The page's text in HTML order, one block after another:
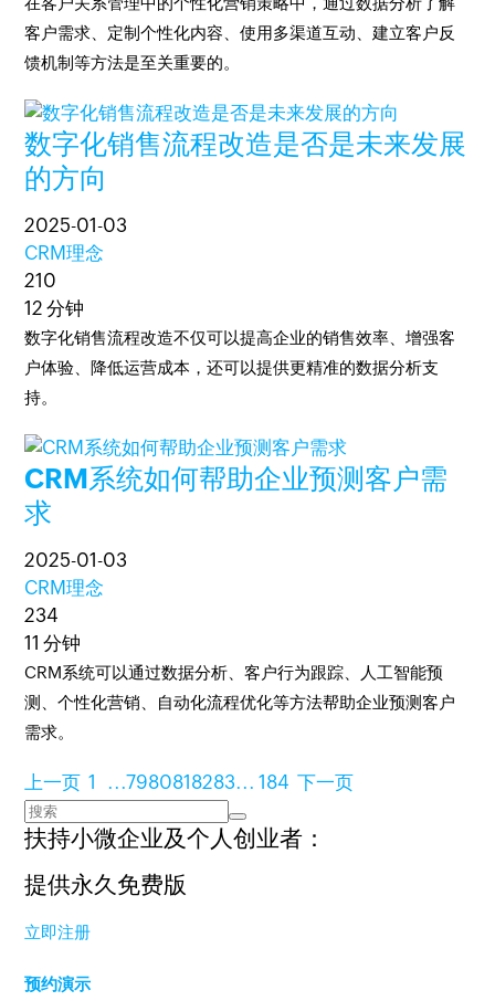
客户需求、定制个性化内容、使用多渠道互动、建立客户反
馈机制等方法是至关重要的。
数字化销售流程改造是否是未来发展
的方向
2025-01-03
CRM理念
210
12 分钟
数字化销售流程改造不仅可以提高企业的销售效率、增强客
户体验、降低运营成本，还可以提供更精准的数据分析支
持。
CRM系统如何帮助企业预测客户需
求
2025-01-03
CRM理念
234
11 分钟
CRM系统可以通过数据分析、客户行为跟踪、人工智能预
测、个性化营销、自动化流程优化等方法帮助企业预测客户
需求。
上一页1 ...798081 8283... 184 下一页
扶持小微企业及个人创业者：
提供永久免费版
立即注册
预约演示